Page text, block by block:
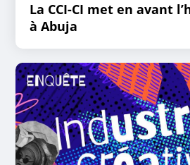
La CCI-CI met en avant
à Abuja